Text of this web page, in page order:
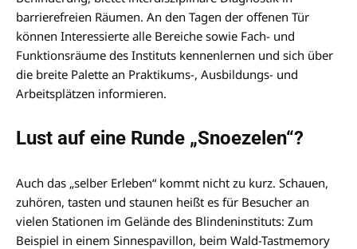
barrierefreien Räumen. An den Tagen der offenen Tür
können Interessierte alle Bereiche sowie Fach- und
Funktionsräume des Instituts kennenlernen und sich über
die breite Palette an Praktikums-, Ausbildungs- und
Arbeitsplätzen informieren.
Lust auf eine Runde „Snoezelen“?
Auch das „selber Erleben“ kommt nicht zu kurz. Schauen,
zuhören, tasten und staunen heißt es für Besucher an
vielen Stationen im Gelände des Blindeninstituts: Zum
Beispiel in einem Sinnespavillon, beim Wald-Tastmemory